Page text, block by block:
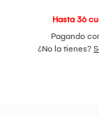
Hasta 36
Pagando
¿No la tienes?